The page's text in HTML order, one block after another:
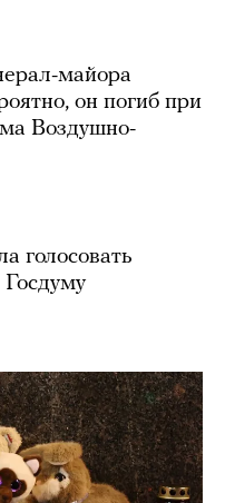
майора
он погиб при
Воздушно-
голосовать
Госдуму